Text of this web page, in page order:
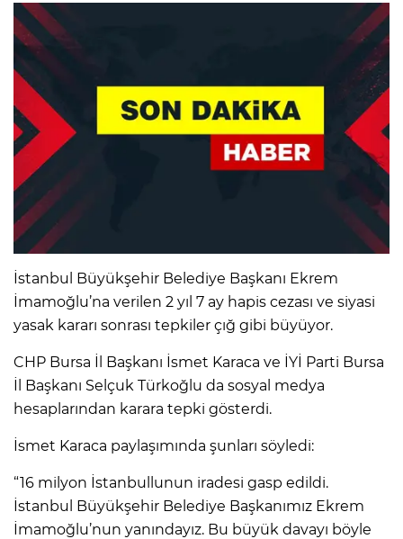
İstanbul Büyükşehir Belediye Başkanı Ekrem
İmamoğlu’na verilen 2 yıl 7 ay hapis cezası ve siyasi
yasak kararı sonrası tepkiler çığ gibi büyüyor.
CHP Bursa İl Başkanı İsmet Karaca ve İYİ Parti Bursa
İl Başkanı Selçuk Türkoğlu da sosyal medya
hesaplarından karara tepki gösterdi.
İsmet Karaca paylaşımında şunları söyledi:
“16 milyon İstanbullunun iradesi gasp edildi.
İstanbul Büyükşehir Belediye Başkanımız Ekrem
İmamoğlu’nun yanındayız. Bu büyük davayı böyle